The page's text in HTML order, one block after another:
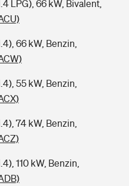
LPG), 66 kW, Bivalent,
66 kW, Benzin,
55 kW, Benzin,
74 kW, Benzin,
110 kW, Benzin,